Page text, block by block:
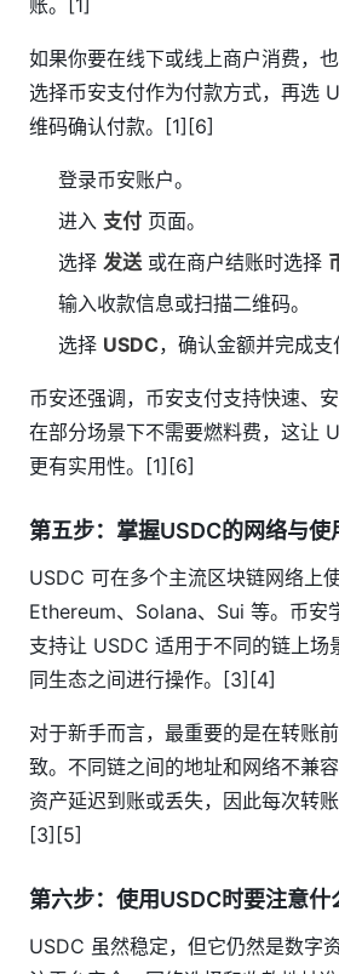
账。[1]
如果你要在线下或线上商户消费，
选择币安支付作为付款方式，再选
维码确认付款。[1][6]
登录币安账户。
进入 支付 页面。
选择 发送或在商户结账时选择
输入收款信息或扫描二维码。
选择 USDC，确认金额并完成
币安还强调，币安支付支持快速、
在部分场景下不需要燃料费，这让
更有实用性。[1][6]
第五步：掌握USDC的网络与使
USDC 可在多个主流区块链网络上
Ethereum、Solana、Sui 等。币安
支持让 USDC 适用于不同的链上场
同生态之间进行操作。[3][4]
对于新手而言，最重要的是在转账
致。不同链之间的地址和网络不兼
资产延迟到账或丢失，因此每次转账
[3][5]
第六步：使用USDC时要注意什
USDC 虽然稳定，但它仍然是数字